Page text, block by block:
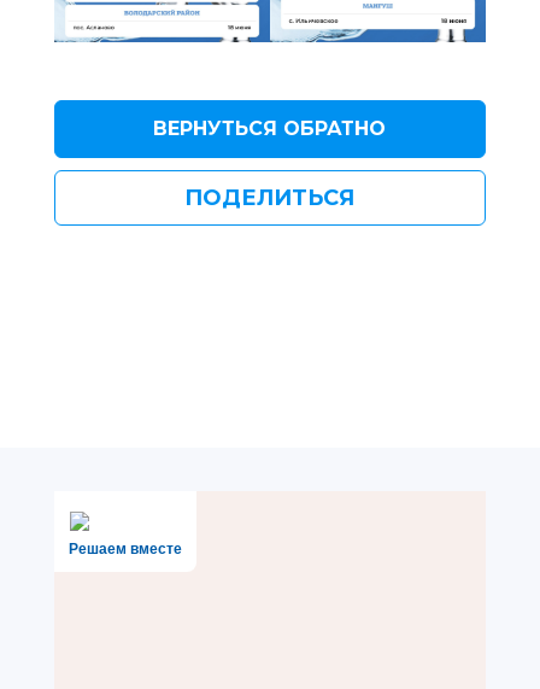
ВЕРНУТЬСЯ ОБРАТНО
ПОДЕЛИТЬСЯ
Решаем вместе